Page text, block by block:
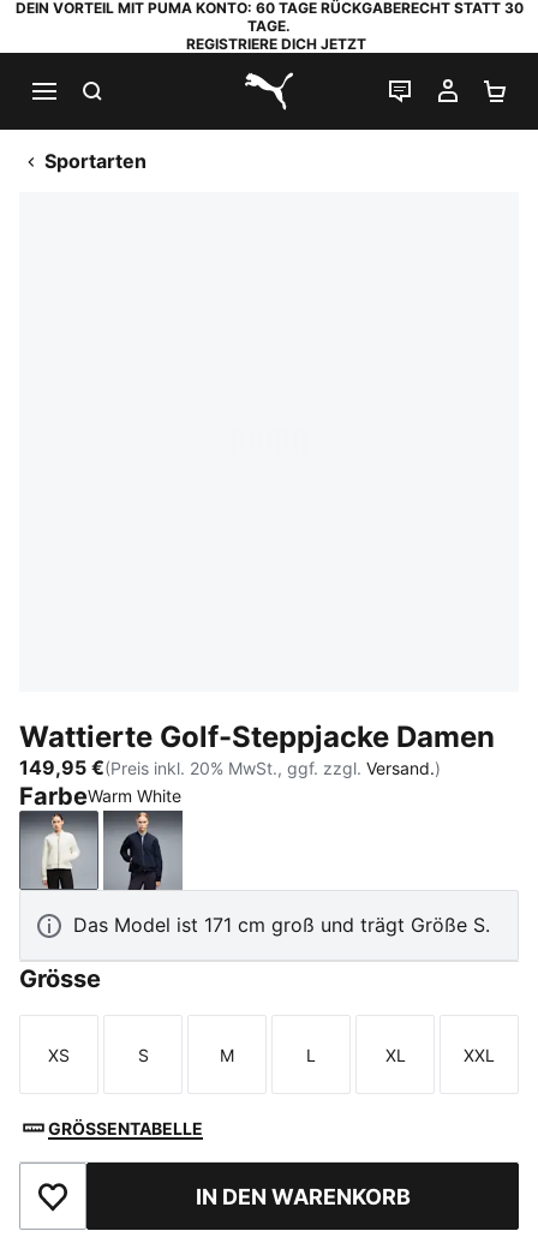
DEIN VORTEIL MIT PUMA KONTO: 60 TAGE RÜCKGABERECHT STATT 30
TAGE.
REGISTRIERE DICH JETZT
PUMA.com
LIVE-CHAT
MEIN
Sportarten
Wattierte Golf-Steppjacke Damen
149,95 €(Preis inkl. 20% MwSt., ggf. zzgl. Versand.)
FarbeWarm White
Warm WhiteDeep Navy
Das Model ist 171 cm groß und trägt Größe S.
Grösse
Größe
XS
Größe
S
Größe
M
Größe
L
Größe
XL
Größe
XXL
GRÖSSENTABELLE
Zu Favoriten hinzufügenIN DEN WARENKORB